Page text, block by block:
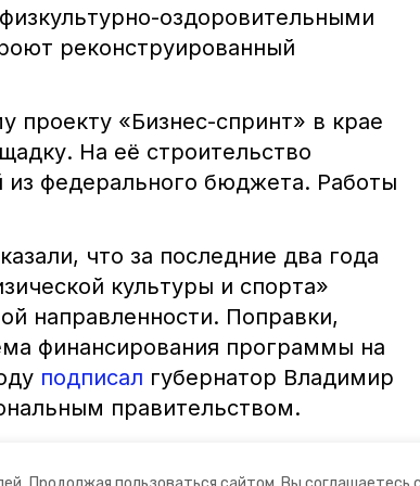
оздоровительными
реконструированный
«Бизнес-спринт» в крае
На её строительство
из федерального бюджета. Работы
что за последние два года
культуры и спорта»
направленности. Поправки,
финансирования программы на
подписал губернатор Владимир
правительством.